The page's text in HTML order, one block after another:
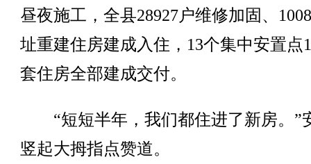
昼夜施工，全县28927户维修加固、
址重建住房建成入住，13个集中安置点
套住房全部建成交付。
“短短半年，我们都住进了新房。”
竖起大拇指点赞道。